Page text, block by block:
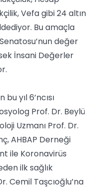
Vefa gibi 24 altın
Bu amaçla
değer
İnsani Değerler
yıl 6’ncısı
Prof. Dr. Beylü
Uzmanı Prof. Dr.
AHBAP Derneği
ile Koronavirüs
ilk sağlık
Cemil Taşcıoğlu’na